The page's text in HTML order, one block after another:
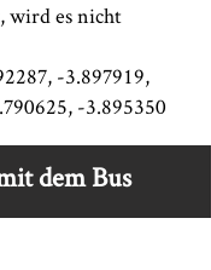
wird es nicht
, -3.897919,
, -3.895350
dem Bus